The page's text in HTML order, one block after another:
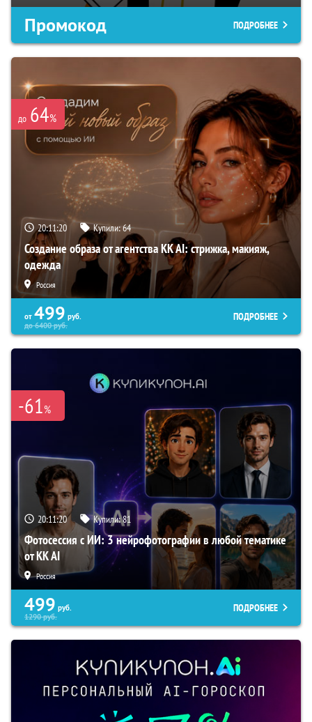
Промокод ПОДРОБНЕЕ
до 64%
20:11:19 Купили:64
Создание образа от агентства KK AI: стрижка, макияж,
одежда
Россия
от 499 руб.
до6400руб.
ПОДРОБНЕЕ
-61%
20:11:19 Купили:81
Фотосессия с ИИ: 3 нейрофотографии в любой тематике
от KK AI
Россия
499 руб.
1290руб.
ПОДРОБНЕЕ